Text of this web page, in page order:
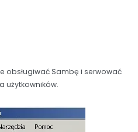
obsługiwać Sambę i serwować
użytkowników.